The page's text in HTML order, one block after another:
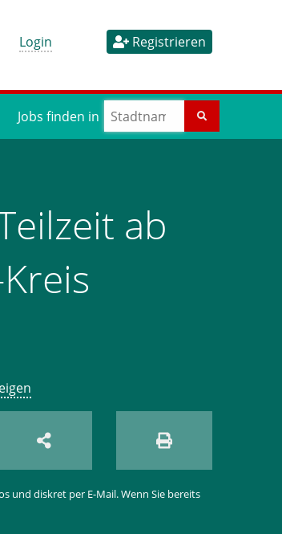
Login Registrieren
Jobs finden in
ab
und diskret per E-Mail. Wenn Sie bereits